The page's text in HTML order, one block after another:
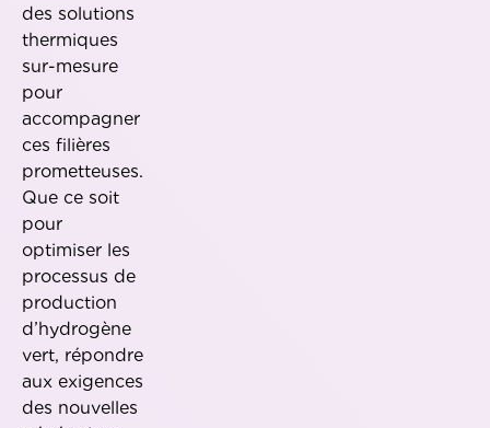
des solutions
thermiques
sur-mesure
pour
accompagner
ces filières
prometteuses.
Que ce soit
pour
optimiser les
processus de
production
d’hydrogène
vert, répondre
aux exigences
des nouvelles